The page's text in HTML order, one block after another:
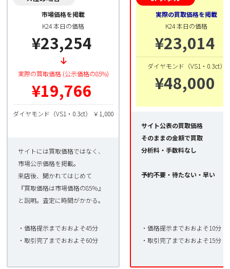
市場価格を掲載
K24 本日の価格
¥23,254
実際の買取価格 (公示価格の85%)
¥19,766
ダイヤモンド（VS1・0.3ct） ￥1,000
サイトには買取価格ではなく、
市場公示価格を掲載。
来店後、聞かれてはじめて
『買取価格は市場価格の85％』
と説明。査定に時間がかかる。
・価格提示までおおよそ45分
・取引完了までおおよそ60分
実際の買取価格を掲載
K24 本日の価格
¥23,014
ダイヤモンド（VS1・0.3ct）
¥48,000
サイト公表の買取価格
そのままの金額で買取
分析料・手数料なし
予約不要・待たない・早い
・価格提示までおおよそ10分
・取引完了までおおよそ15分